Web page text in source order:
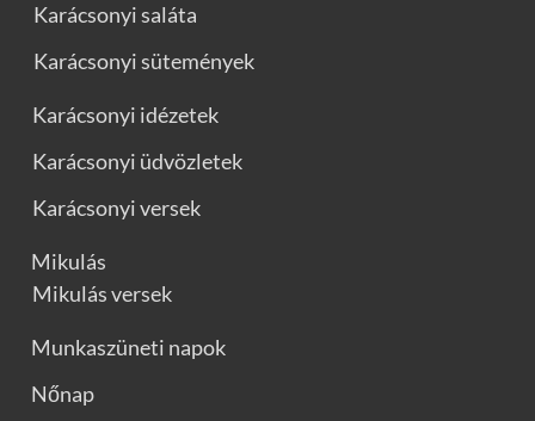
Karácsonyi saláta
Karácsonyi sütemények
Karácsonyi idézetek
Karácsonyi üdvözletek
Karácsonyi versek
Mikulás
Mikulás versek
Munkaszüneti napok
Nőnap